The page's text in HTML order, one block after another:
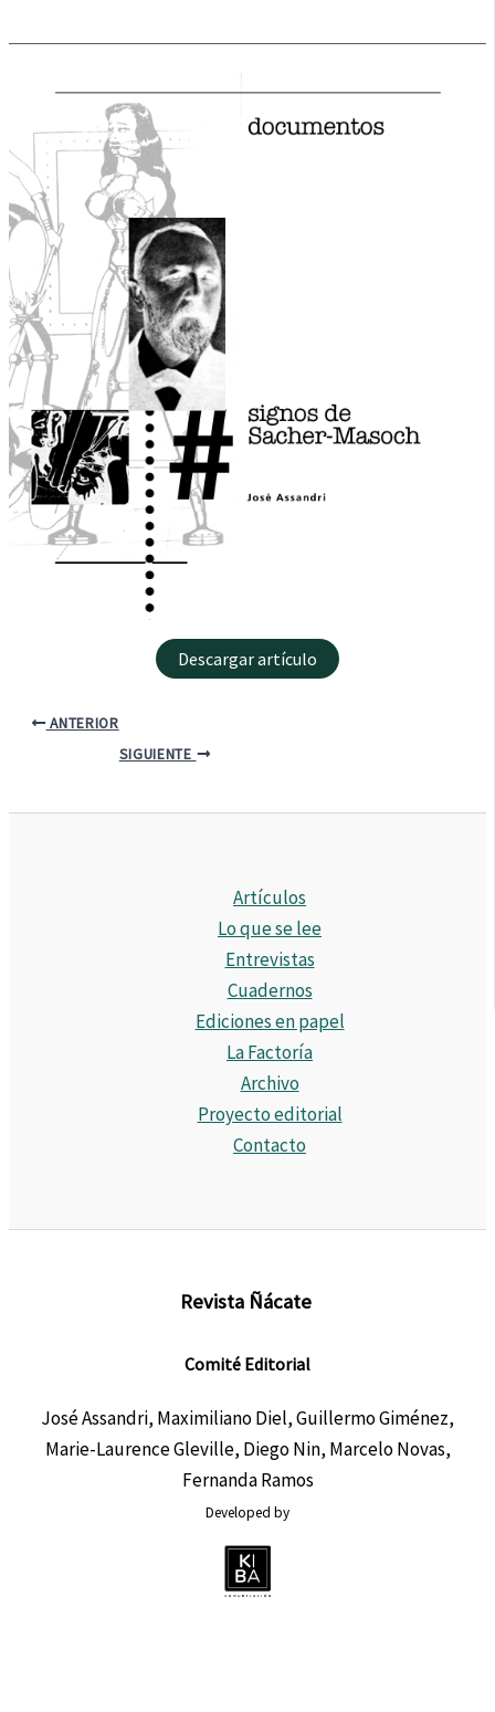
Descargar artículo
ANTERIOR
SIGUIENTE
Artículos
Lo que se lee
Entrevistas
Cuadernos
Ediciones en papel
La Factoría
Archivo
Proyecto editorial
Contacto
Revista Ñácate
Comité Editorial
José Assandri, Maximiliano Diel, Guillermo Giménez,
Marie-Laurence Gleville, Diego Nin, Marcelo Novas,
Fernanda Ramos
Developed by